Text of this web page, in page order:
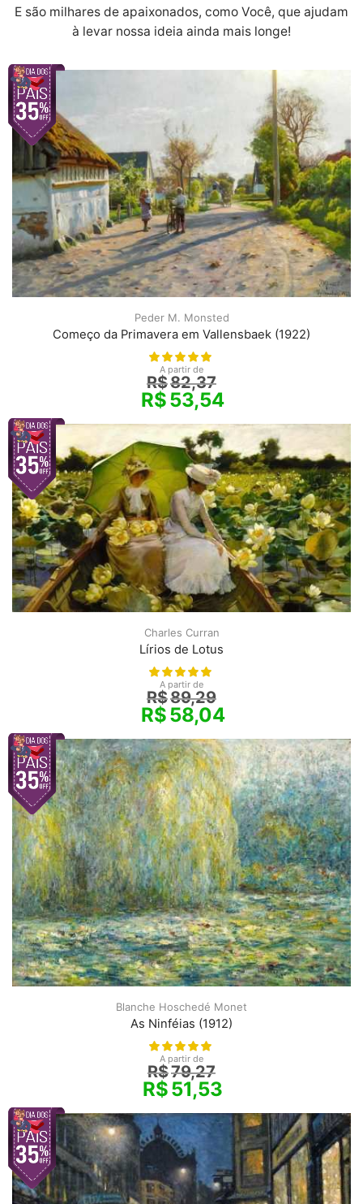
E são milhares de apaixonados, como Você, que ajudam
à levar nossa ideia ainda mais longe!
Peder M. Monsted
Começo da Primavera em Vallensbaek (1922)
A partir de
R$82,37
R$53,54
Charles Curran
Lírios de Lotus
A partir de
R$89,29
R$58,04
Blanche Hoschedé Monet
As Ninféias (1912)
A partir de
R$79,27
R$51,53